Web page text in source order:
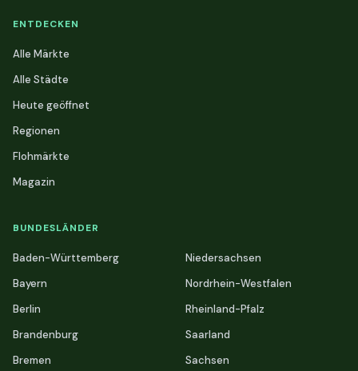
ENTDECKEN
Alle Märkte
Alle Städte
Heute geöffnet
Regionen
Flohmärkte
Magazin
BUNDESLÄNDER
Baden-Württemberg
Bayern
Berlin
Brandenburg
Bremen
Niedersachsen
Nordrhein-Westfalen
Rheinland-Pfalz
Saarland
Sachsen